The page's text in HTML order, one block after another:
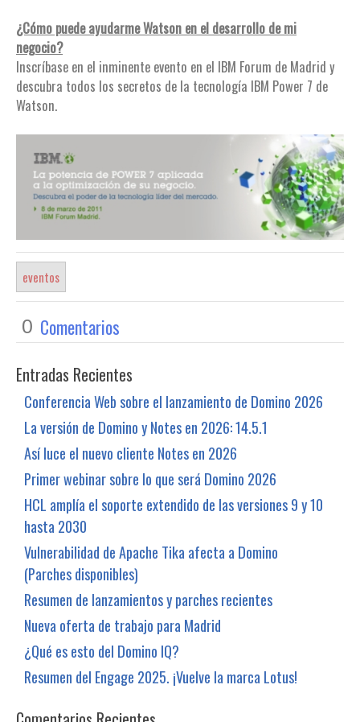
¿Cómo puede ayudarme Watson en el desarrollo de mi
negocio?
Inscríbase en el inminente evento en el IBM Forum de Madrid y
descubra todos los secretos de la tecnología IBM Power 7 de
Watson.
eventos
0 Comentarios
Entradas Recientes
Conferencia Web sobre el lanzamiento de Domino 2026
La versión de Domino y Notes en 2026: 14.5.1
Así luce el nuevo cliente Notes en 2026
Primer webinar sobre lo que será Domino 2026
HCL amplía el soporte extendido de las versiones 9 y 10
hasta 2030
Vulnerabilidad de Apache Tika afecta a Domino
(Parches disponibles)
Resumen de lanzamientos y parches recientes
Nueva oferta de trabajo para Madrid
¿Qué es esto del Domino IQ?
Resumen del Engage 2025. ¡Vuelve la marca Lotus!